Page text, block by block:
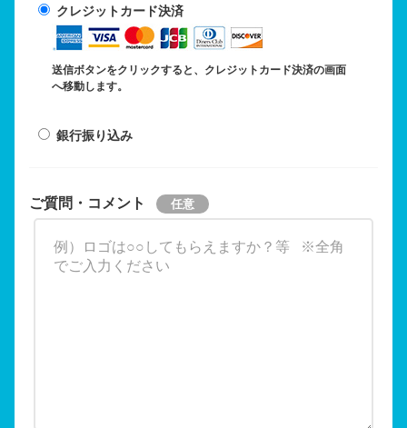
クレジットカード決済
送信ボタンをクリックすると、クレジットカード決済の画面
へ移動します。
銀行振り込み
ご質問・コメント